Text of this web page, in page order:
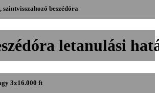
szintvisszahozó beszédóra
letanulási
3x16.000 ft